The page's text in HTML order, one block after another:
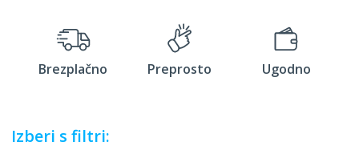
Brezplačno Preprosto Ugodno
Izberi s filtri: